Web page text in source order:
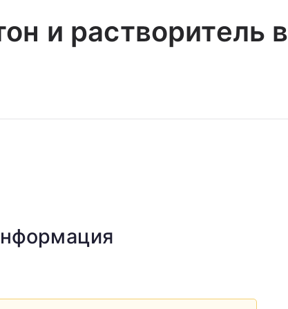
и растворитель в